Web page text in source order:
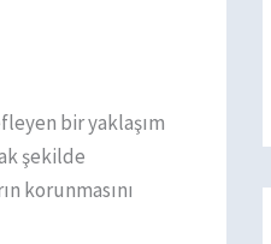
bir yaklaşım
şekilde
korunmasını